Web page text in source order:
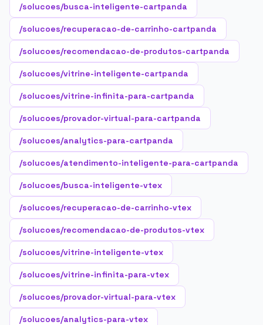
/solucoes/busca-inteligente-cartpanda
/solucoes/recuperacao-de-carrinho-cartpanda
/solucoes/recomendacao-de-produtos-cartpanda
/solucoes/vitrine-inteligente-cartpanda
/solucoes/vitrine-infinita-para-cartpanda
/solucoes/provador-virtual-para-cartpanda
/solucoes/analytics-para-cartpanda
/solucoes/atendimento-inteligente-para-cartpanda
/solucoes/busca-inteligente-vtex
/solucoes/recuperacao-de-carrinho-vtex
/solucoes/recomendacao-de-produtos-vtex
/solucoes/vitrine-inteligente-vtex
/solucoes/vitrine-infinita-para-vtex
/solucoes/provador-virtual-para-vtex
/solucoes/analytics-para-vtex